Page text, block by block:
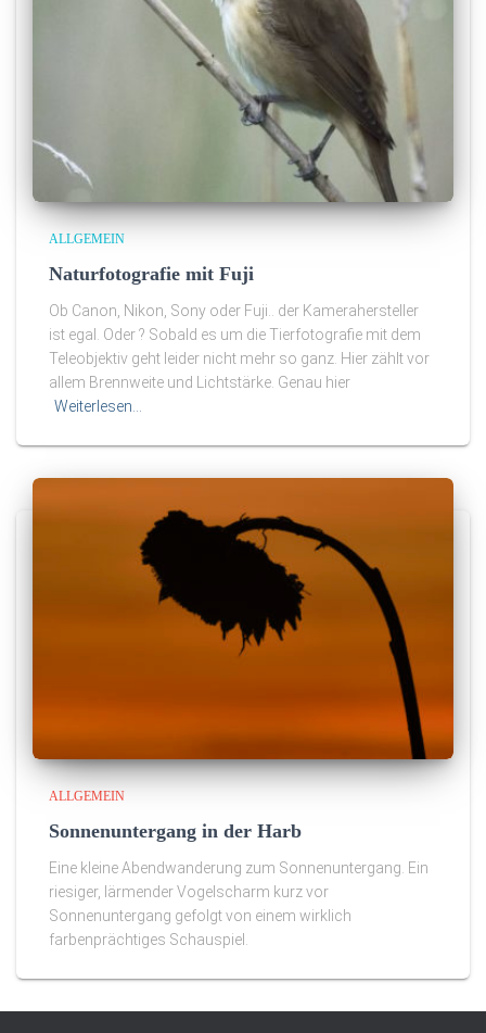
ALLGEMEIN
Naturfotografie mit Fuji
Ob Canon, Nikon, Sony oder Fuji.. der Kamerahersteller
ist egal. Oder ? Sobald es um die Tierfotografie mit dem
Teleobjektiv geht leider nicht mehr so ganz. Hier zählt vor
allem Brennweite und Lichtstärke. Genau hier
Weiterlesen…
ALLGEMEIN
Sonnenuntergang in der Harb
Eine kleine Abendwanderung zum Sonnenuntergang. Ein
riesiger, lärmender Vogelscharm kurz vor
Sonnenuntergang gefolgt von einem wirklich
farbenprächtiges Schauspiel.